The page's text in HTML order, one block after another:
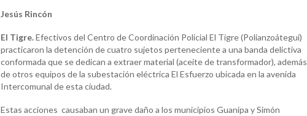
Jesús Rincón
El Tigre.Efectivos del Centro de Coordinación Policial El Tigre (Polianzoátegui)
practicaron la detención de cuatro sujetos perteneciente a una banda delictiva
conformada que se dedican a extraer material (aceite de transformador), además
de otros equipos de la subestación eléctrica El Esfuerzo ubicada en la avenida
Intercomunal de esta ciudad.
Estas acciones causaban un grave daño a los municipios Guanipa y Simón